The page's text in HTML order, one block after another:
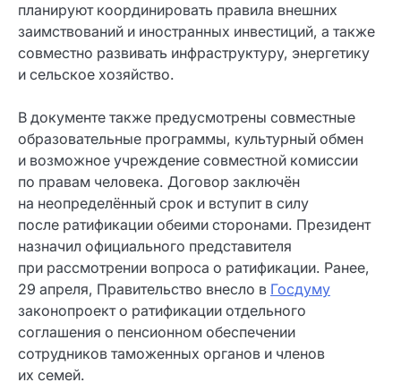
планируют координировать правила внешних
заимствований и иностранных инвестиций, а также
совместно развивать инфраструктуру, энергетику
и сельское хозяйство.
В документе также предусмотрены совместные
образовательные программы, культурный обмен
и возможное учреждение совместной комиссии
по правам человека. Договор заключён
на неопределённый срок и вступит в силу
после ратификации обеими сторонами. Президент
назначил официального представителя
при рассмотрении вопроса о ратификации. Ранее,
29 апреля, Правительство внесло в Госдуму
законопроект о ратификации отдельного
соглашения о пенсионном обеспечении
сотрудников таможенных органов и членов
их семей.